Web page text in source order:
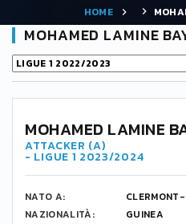
HOME
MOHAMED LAMINE
9
MOHAMED LAMINE
ATTACKER (A)
- LIGUE 1 2023/2024
NATO A:
NAZIONALITÀ:
GUINEA